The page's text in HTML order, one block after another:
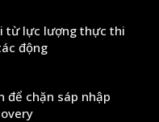
từ lực lượng thực thi
động
để chặn sáp nhập